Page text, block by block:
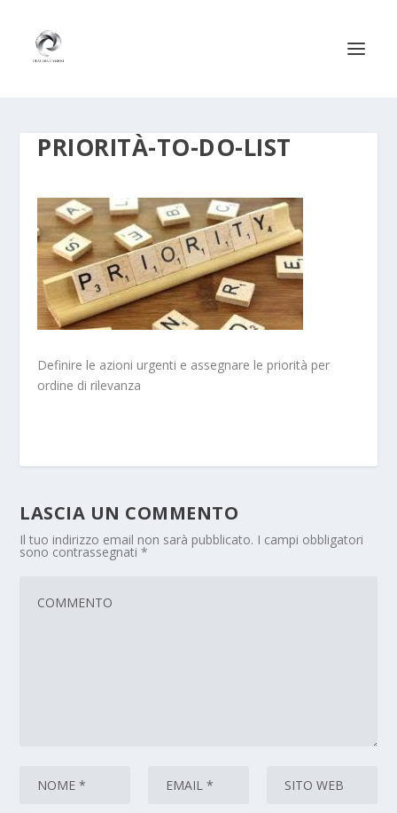
PRIORITÀ-TO-DO-LIST
Definire le azioni urgenti e assegnare le priorità per
ordine di rilevanza
LASCIA UN COMMENTO
Il tuo indirizzo email non sarà pubblicato. I campi obbligatori
sono contrassegnati*